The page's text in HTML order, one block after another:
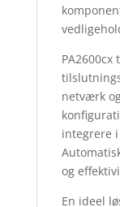
netværk
integrere
og
En ideel